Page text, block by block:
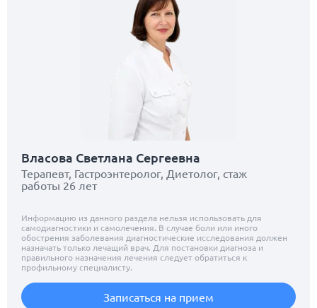
Власова Светлана Сергеевна
Терапевт, Гастроэнтеролог, Диетолог, стаж
работы 26 лет
Информацию из данного раздела нельзя использовать для
самодиагностики и самолечения. В случае боли или иного
обострения заболевания диагностические исследования должен
назначать только лечащий врач. Для постановки диагноза и
правильного назначения лечения следует обратиться к
профильному специалисту.
Записаться на прием